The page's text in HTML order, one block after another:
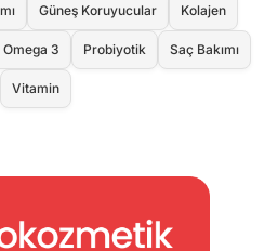
Güneş Koruyucular Kolajen
Omega 3 Probiyotik Saç Bakımı
Vitamin